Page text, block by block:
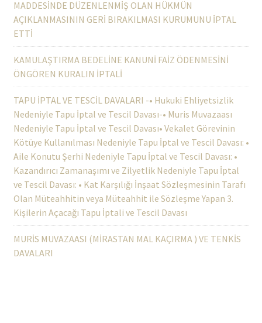
MADDESİNDE DÜZENLENMİŞ OLAN HÜKMÜN
AÇIKLANMASININ GERİ BIRAKILMASI KURUMUNU İPTAL
ETTİ
KAMULAŞTIRMA BEDELİNE KANUNİ FAİZ ÖDENMESİNİ
ÖNGÖREN KURALIN İPTALİ
TAPU İPTAL VE TESCİL DAVALARI -• Hukuki Ehliyetsizlik
Nedeniyle Tapu İptal ve Tescil Davası-• Muris Muvazaası
Nedeniyle Tapu İptal ve Tescil Davası• Vekalet Görevinin
Kötüye Kullanılması Nedeniyle Tapu İptal ve Tescil Davası: •
Aile Konutu Şerhi Nedeniyle Tapu İptal ve Tescil Davası: •
Kazandırıcı Zamanaşımı ve Zilyetlik Nedeniyle Tapu İptal
ve Tescil Davası: • Kat Karşılığı İnşaat Sözleşmesinin Tarafı
Olan Müteahhitin veya Müteahhit ile Sözleşme Yapan 3.
Kişilerin Açacağı Tapu İptali ve Tescil Davası
MURİS MUVAZAASI (MİRASTAN MAL KAÇIRMA ) VE TENKİS
DAVALARI